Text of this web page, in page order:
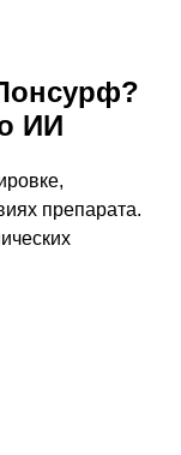
?
ИИ
препарата.